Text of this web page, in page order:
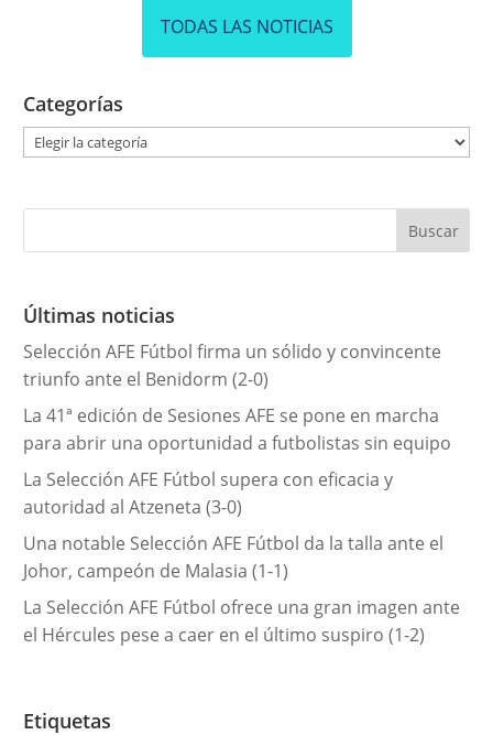
TODAS LAS NOTICIAS
Categorías
a
g
r
a
s
Últimas noticias
Selección AFE Fútbol firma un sólido y convincente
triunfo ante el Benidorm (2-0)
La 41ª edición de Sesiones AFE se pone en marcha
para abrir una oportunidad a futbolistas sin equipo
La Selección AFE Fútbol supera con eficacia y
autoridad al Atzeneta (3-0)
Una notable Selección AFE Fútbol da la talla ante el
Johor, campeón de Malasia (1-1)
La Selección AFE Fútbol ofrece una gran imagen ante
el Hércules pese a caer en el último suspiro (1-2)
Etiquetas